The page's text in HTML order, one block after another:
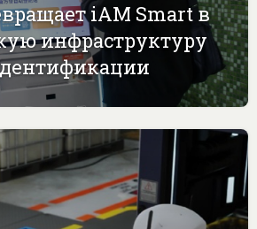
iAM Smart в
инфраструктуру